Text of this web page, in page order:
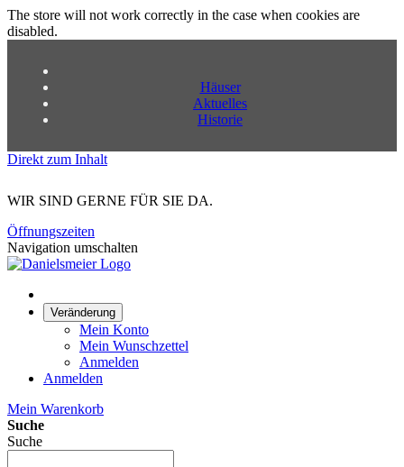
The store will not work correctly in the case when cookies are
disabled.
Häuser
Aktuelles
Historie
Direkt zum Inhalt
WIR SIND GERNE FÜR SIE DA.
Öffnungszeiten
Navigation umschalten
Veränderung
Mein Konto
Mein Wunschzettel
Anmelden
Anmelden
Mein Warenkorb
Suche
Suche